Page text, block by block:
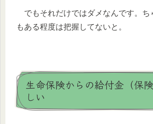
でもそれだけではダメなんです。ち
もある程度は把握してないと。
生命保険からの給付金（保
しい